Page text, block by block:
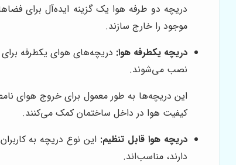
دریچه دو طرفه هوا یک گزینه ایده‌آل برای
موجود را خارج سازند.
دریچه یکطرفه هوا: دریچه‌های هوای یکطرفه
نصب می‌شوند.
این دریچه‌ها به طور معمول برای خروج هوای
کیفیت هوا در داخل ساختمان کمک می‌کنند.
دریچه هوا قابل تنظیم: این نوع دریچه به
دارند، مناسب‌اند.